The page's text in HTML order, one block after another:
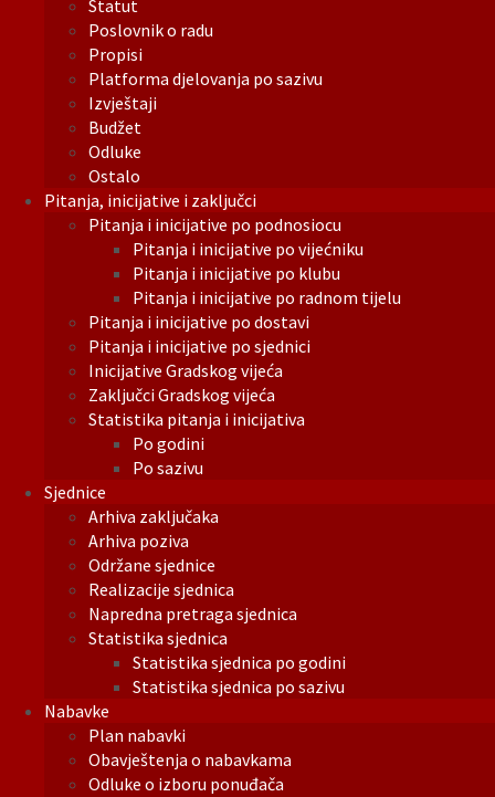
Statut
Poslovnik o radu
Propisi
Platforma djelovanja po sazivu
Izvještaji
Budžet
Odluke
Ostalo
Pitanja, inicijative i zaključci
Pitanja i inicijative po podnosiocu
Pitanja i inicijative po vijećniku
Pitanja i inicijative po klubu
Pitanja i inicijative po radnom tijelu
Pitanja i inicijative po dostavi
Pitanja i inicijative po sjednici
Inicijative Gradskog vijeća
Zaključci Gradskog vijeća
Statistika pitanja i inicijativa
Po godini
Po sazivu
Sjednice
Arhiva zaključaka
Arhiva poziva
Održane sjednice
Realizacije sjednica
Napredna pretraga sjednica
Statistika sjednica
Statistika sjednica po godini
Statistika sjednica po sazivu
Nabavke
Plan nabavki
Obavještenja o nabavkama
Odluke o izboru ponuđača